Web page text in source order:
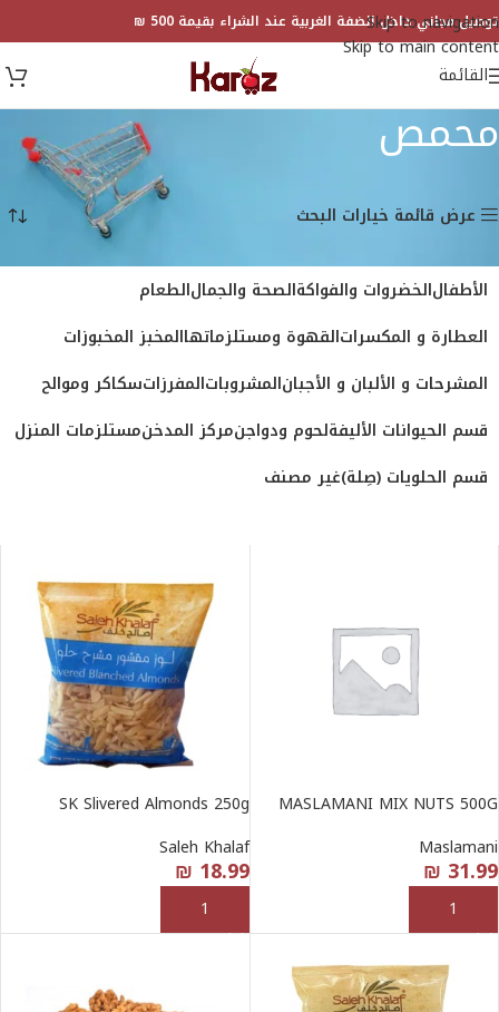
Skip to navigation
Skip to main content
توصيل مجاني داخل الضفة الغربية عند الشراء بقيمة 500 ₪
القائمة
محمص
عرض 1–18 من أصل 22 نتيجة
عرض قائمة خيارات البحث
الأطفالالخضروات والفواكةالصحة والجمالالطعام
العطارة و المكسراتالقهوة ومستلزماتهاالمخبز المخبوزات
المشرحات و الألبان و الأجبانالمشروباتالمفرزاتسكاكر وموالح
قسم الحيوانات الأليفةلحوم ودواجنمركز المدخنمستلزمات المنزل
قسم الحلويات (صِلة)غير مصنف
MASLAMANI MIX NUTS 500G
Maslamani
₪ 31.99
إضافة إلى السلة
SK Slivered Almonds 250g
Saleh Khalaf
₪ 18.99
إضافة إلى السلة